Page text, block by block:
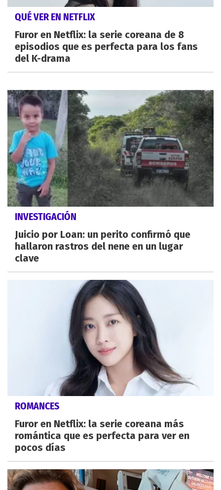
QUÉ VER EN NETFLIX
Furor en Netflix: la serie coreana de 8
episodios que es perfecta para los fans
del K-drama
INVESTIGACIÓN
Juicio por Loan: un perito confirmó que
hallaron rastros del nene en un lugar
clave
ROMANCES
Furor en Netflix: la serie coreana más
romántica que es perfecta para ver en
pocos días